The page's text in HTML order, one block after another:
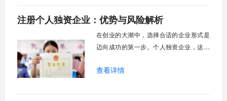
港澳台投资企业利润总额同比增长了百分
之二点五，这一现象背后隐藏着外资企业
注册个人独资企业：优势与风险解析
在创业的大潮中，选择合适的企业形式是
迈向成功的第一步。个人独资企业，这种
设立简便、决策灵活的特点，吸引了大量
以及初创企业家的目光。它如同一艘轻便
查看详情